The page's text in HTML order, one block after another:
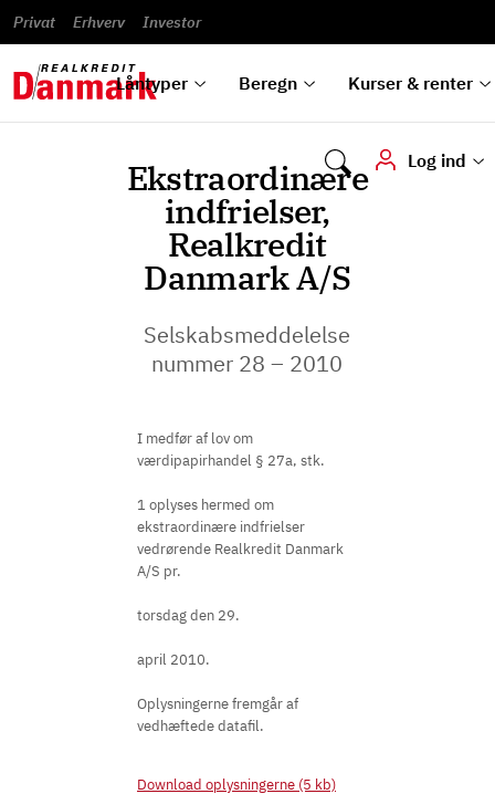
Privat Erhverv Investor
Låntyper Beregn Kurser & renter
Log ind
til bolig
Alle
låntyper
omlægning
Se alle
beregnere
Renteprognose
Bestil
kursovervågning
rentetilpasning
vilkår
Blanketter
Samarbejdspartnere
guides
hvad
vi kan
tilbyde
Ekstraordinære
indfrielser,
Realkredit
Danmark A/S
Selskabsmeddelelse
nummer 28 – 2010
I medfør af lov om
værdipapirhandel § 27a, stk.
1 oplyses hermed om
ekstraordinære indfrielser
vedrørende Realkredit Danmark
A/S pr.
torsdag den 29.
april 2010.
Oplysningerne fremgår af
vedhæftede datafil.
Download oplysningerne (5 kb)